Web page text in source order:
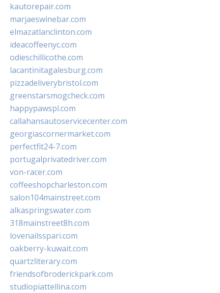
kautorepair.com
marjaeswinebar.com
elmazatlanclinton.com
ideacoffeenyc.com
odieschillicothe.com
lacantinitagalesburg.com
pizzadeliverybristol.com
greenstarsmogcheck.com
happypawspl.com
callahansautoservicecenter.com
georgiascornermarket.com
perfectfit24-7.com
portugalprivatedriver.com
von-racer.com
coffeeshopcharleston.com
salon104mainstreet.com
alkaspringswater.com
318mainstreet8h.com
lovenailsspari.com
oakberry-kuwait.com
quartzliterary.com
friendsofbroderickpark.com
studiopiattellina.com